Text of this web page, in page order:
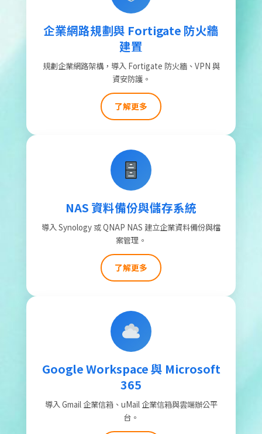
企業網路規劃與 Fortigate 防火牆
建置
規劃企業網路架構，導入 Fortigate 防火牆、VPN 與
資安防護。
了解更多
NAS 資料備份與儲存系統
導入 Synology 或 QNAP NAS 建立企業資料備份與檔
案管理。
了解更多
Google Workspace 與 Microsoft
365
導入 Gmail 企業信箱、uMail 企業信箱與雲端辦公平
台。